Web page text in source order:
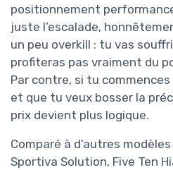
positionnement
juste l’escalade,
un peu overkill : tu vas
profiteras pas vraiment du
Par contre, si tu commences
et que tu veux bosser la
prix devient plus logique.
Comparé à d’autres
Sportiva Solution, Five Ten